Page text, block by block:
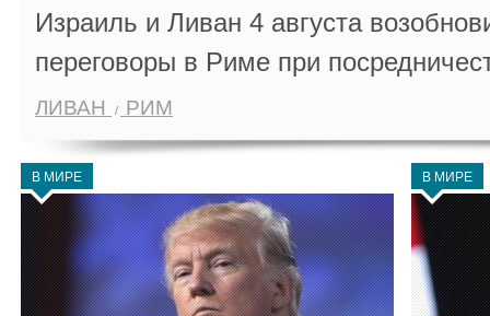
Израиль и Ливан 4 августа
переговоры в Риме при
ЛИВАН РИМ
В МИРЕ В МИРЕ